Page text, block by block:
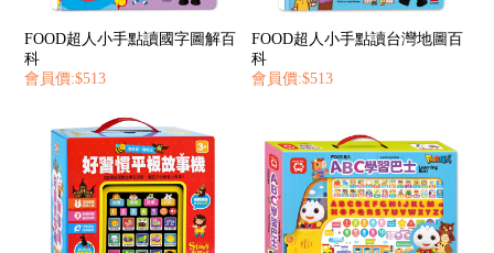
FOOD超人小手點讀國字圖解百
科
會員價:$513
FOOD超人小手點讀台灣地圖百
科
會員價:$513